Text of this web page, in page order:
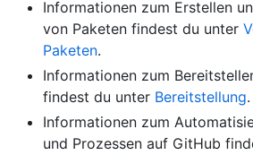
Informationen zum Erstellen
von Paketen findest du unter
Paketen.
Informationen zum
findest du unter Bereitstellung.
Informationen zum
und Prozessen auf GitHub